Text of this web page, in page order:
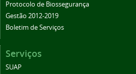
Protocolo de Biossegurança
Gestão 2012-2019
Boletim de Serviços
Serviços
SUAP